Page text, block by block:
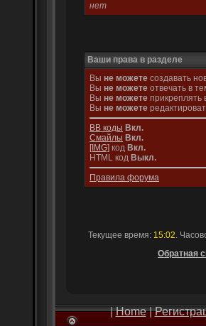
нет
Ваши права в разделе
Вы не можете создавать
Вы не можете отвечать в
Вы не можете прикреплять
Вы не можете
BB коды Вкл.
Смайлы Вкл.
[IMG] код Вкл.
HTML код Выкл.
Правила форума
Текущее время: 15:02.
Обратная
|Home|